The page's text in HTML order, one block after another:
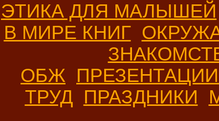
ЭТИКА ДЛЯ МАЛЫШЕЙ
В МИРЕ КНИГ
ОБЖ
ТРУД ПРАЗДНИКИ